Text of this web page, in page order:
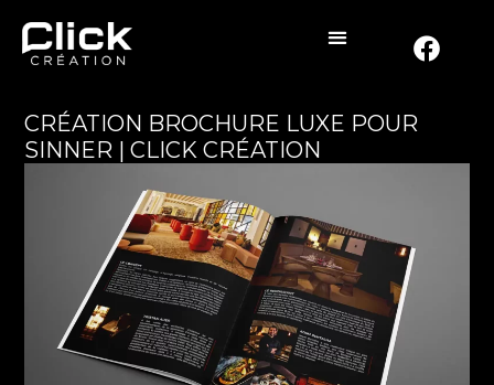
CRÉATION BROCHURE LUXE POUR
SINNER | CLICK CRÉATION